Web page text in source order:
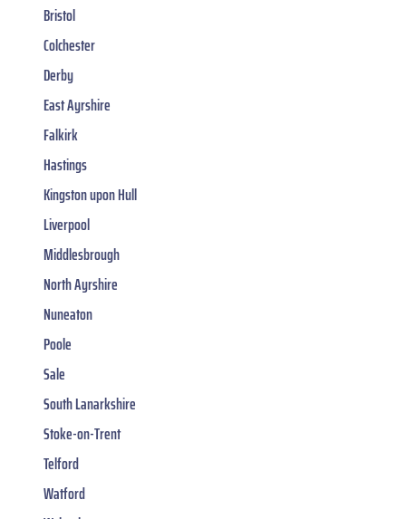
Bristol
Colchester
Derby
East Ayrshire
Falkirk
Hastings
Kingston upon Hull
Liverpool
Middlesbrough
North Ayrshire
Nuneaton
Poole
Sale
South Lanarkshire
Stoke-on-Trent
Telford
Watford